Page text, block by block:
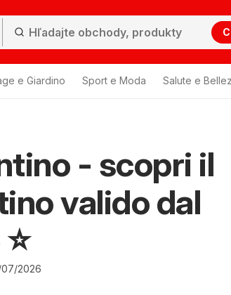
e Giardino Sport e Moda Salute e
- scopri il
valido dal
2026